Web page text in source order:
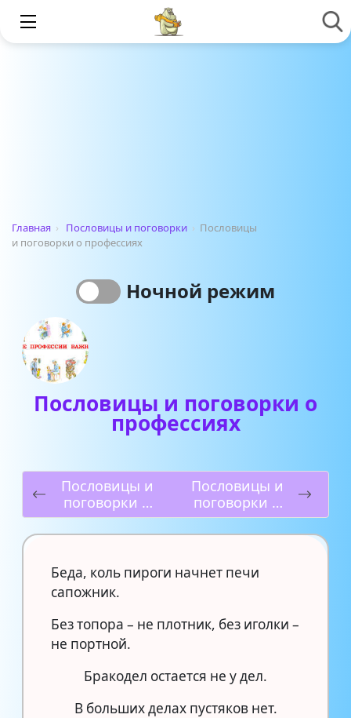
Главная › Пословицы и поговорки › Пословицы
и поговорки о профессиях
Ночной режим
Пословицы и поговорки о
профессиях
Пословицы и
поговорки о
работе
Пословицы и
поговорки о
значимости
жизни
Беда, коль пироги начнет печи
сапожник.
Без топора – не плотник, без иголки –
не портной.
Бракодел остается не у дел.
В больших делах пустяков нет.